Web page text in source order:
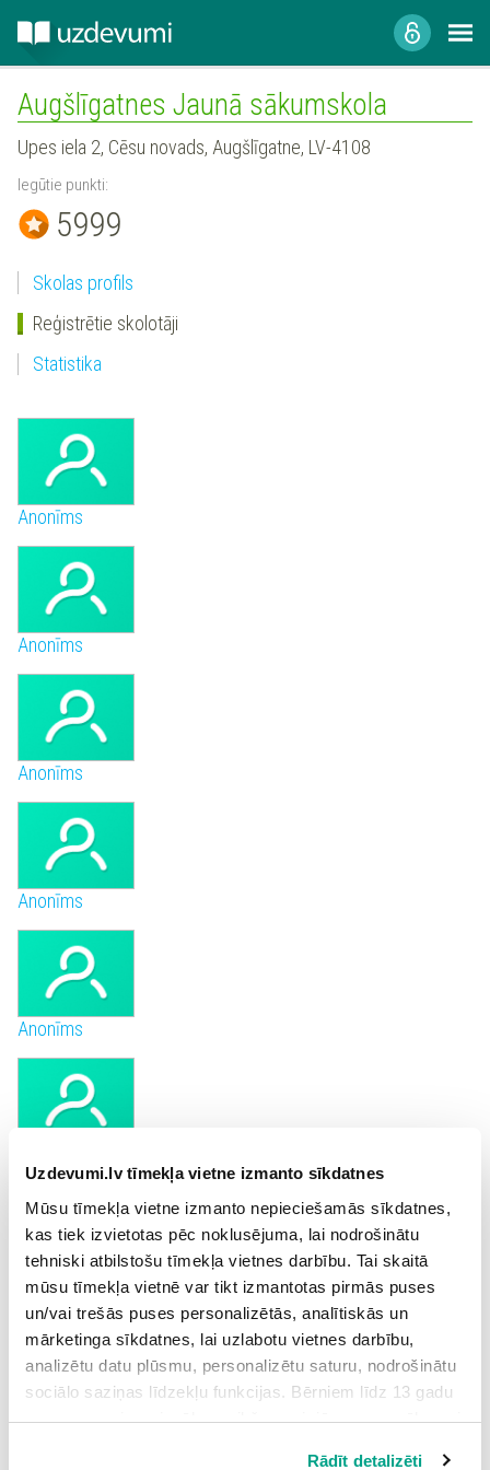
Uzdevumi.lv tīmekļa vietne izmanto sīkdatnes
Mūsu tīmekļa vietne izmanto nepieciešamās sīkdatnes,
kas tiek izvietotas pēc noklusējuma, lai nodrošinātu
tehniski atbilstošu tīmekļa vietnes darbību. Tai skaitā
mūsu tīmekļa vietnē var tikt izmantotas pirmās puses
un/vai trešās puses personalizētās, analītiskās un
mārketinga sīkdatnes, lai uzlabotu vietnes darbību,
analizētu datu plūsmu, personalizētu saturu, nodrošinātu
sociālo saziņas līdzekļu funkcijas. Bērniem līdz 13 gadu
vecumam pirms izvēles veikšanas ir jāprasa vecāka vai
Rādīt detalizēti
Augšlīgatnes Jaunā sākumskola
Upes iela 2, Cēsu novads, Augšlīgatne, LV-4108
Iegūtie punkti:
5999
Skolas profils
Reģistrētie skolotāji
Statistika
Anonīms
Anonīms
Anonīms
Anonīms
Anonīms
Anonīms